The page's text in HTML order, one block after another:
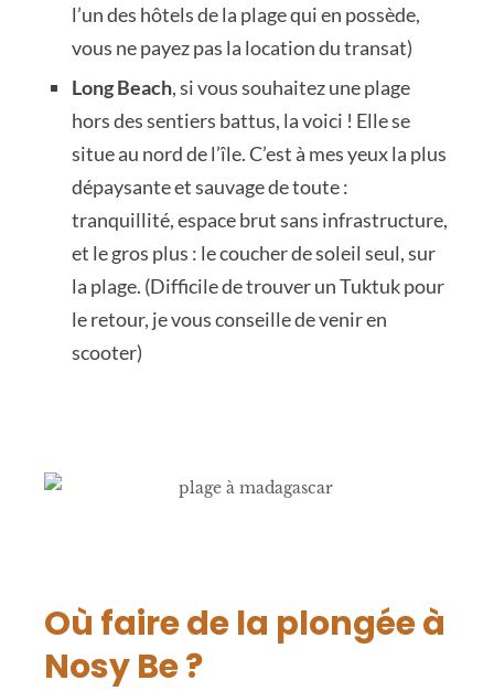
l’un des hôtels de la plage qui en possède,
vous ne payez pas la location du transat)
Long Beach, si vous souhaitez une plage
hors des sentiers battus, la voici ! Elle se
situe au nord de l’île. C’est à mes yeux la plus
dépaysante et sauvage de toute :
tranquillité, espace brut sans infrastructure,
et le gros plus : le coucher de soleil seul, sur
la plage. (Difficile de trouver un Tuktuk pour
le retour, je vous conseille de venir en
scooter)
Où faire de la plongée à
Nosy Be ?